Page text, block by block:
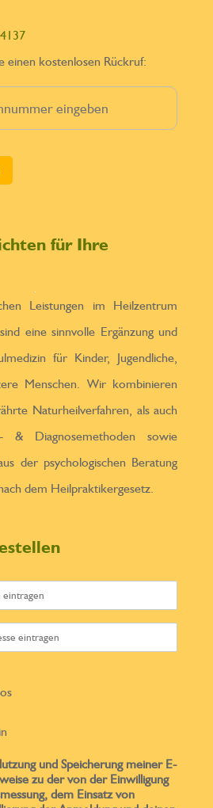
einen kostenlosen Rückruf:
für Ihre
Leistungen im Heilzentrum
eine sinnvolle Ergänzung und
für Kinder, Jugendliche,
Menschen. Wir kombinieren
Naturheilverfahren, als auch
& Diagnosemethoden sowie
der psychologischen Beratung
dem Heilpraktikergesetz.
und Speicherung meiner E-
zu der von der Einwilligung
dem Einsatz von